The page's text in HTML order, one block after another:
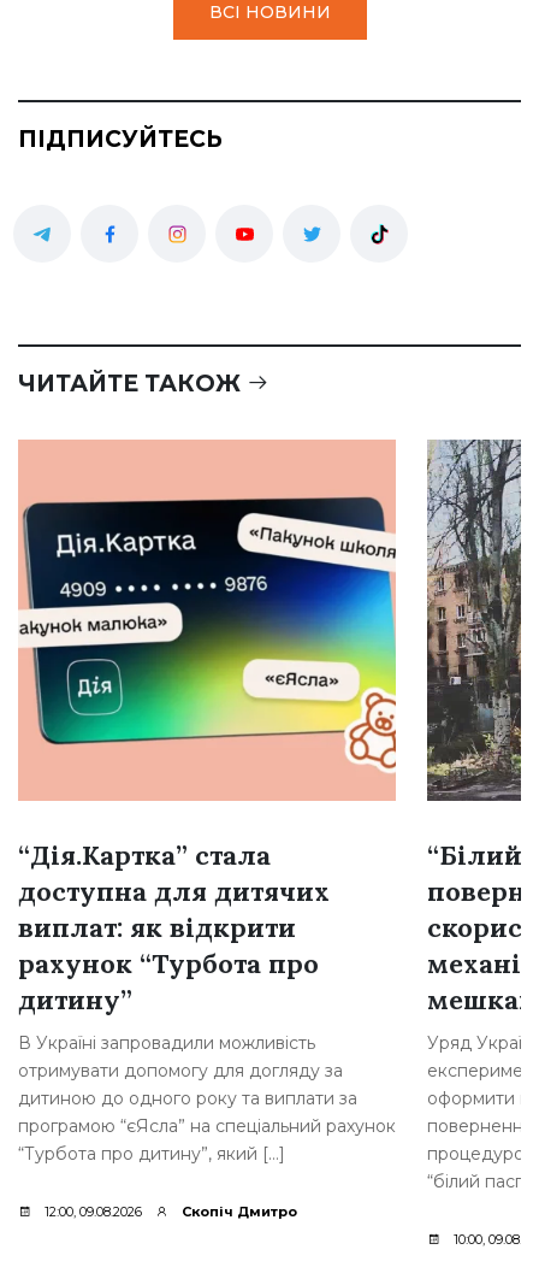
ВСІ НОВИНИ
ПІДПИСУЙТЕСЬ
ЧИТАЙТЕ ТАКОЖ
“Дія.Картка” стала
доступна для дитячих
виплат: як відкрити
рахунок “Турбота про
дитину”
В Україні запровадили можливість
отримувати допомогу для догляду за
дитиною до одного року та виплати за
програмою “єЯсла” на спеціальний рахунок
“Турбота про дитину”, який […]
12:00, 09.08.2026 Скопіч Дмитро
“Білий
Уряд
оформити
повернення
“білий
10:00,